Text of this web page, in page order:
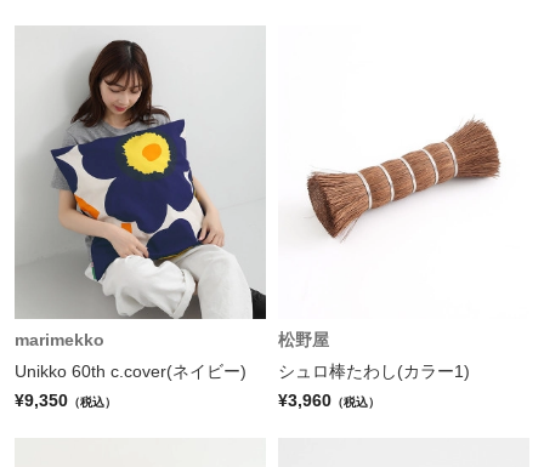
marimekko
Unikko 60th c.cover(ネイビー)
¥9,350 （税込）
松野屋
シュロ棒たわし(カラー1)
¥3,960 （税込）